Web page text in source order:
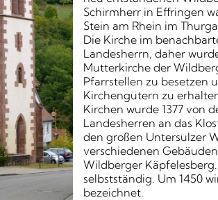
Schirmherr in Effringen
Stein am Rhein im
Die Kirche im
Landesherrn, daher
Mutterkirche der
Pfarrstellen zu besetzen
Kirchengütern zu
Kirchen wurde 1377 von
Landesherren an das
den großen Untersulzer
verschiedenen
Wildberger
selbstständig. Um 1450
bezeichnet.